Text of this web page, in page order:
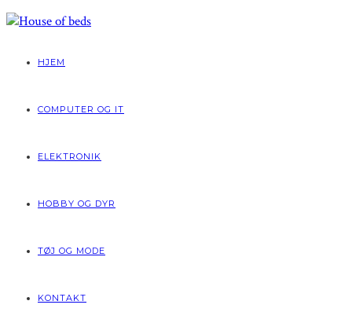
HJEM
COMPUTER OG IT
ELEKTRONIK
HOBBY OG DYR
TØJ OG MODE
KONTAKT